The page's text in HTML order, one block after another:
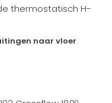
thermostatisch H-
naar vloer